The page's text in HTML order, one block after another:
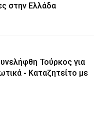
στην Ελλάδα
Τούρκος για
- Καταζητείτο με